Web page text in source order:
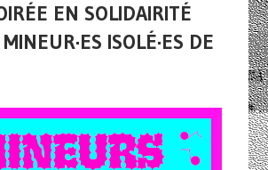
EN SOLIDAIRITÉ
ISOLÉ·ES DE